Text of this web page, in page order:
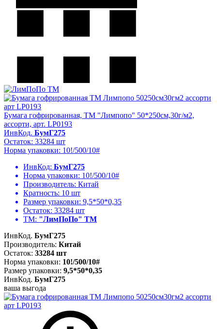
Бумага гофрированная, ТМ "Лимпопо" 50*250см,30г/м2,
ассорти, арт. LP0193
ИнвКод. БумГ275
Остаток: 33284 шт
Норма упаковки: 10!/500/10#
ИнвКод: БумГ275
Норма упаковки: 10!/500/10#
Производитель: Китай
Кратность: 10 шт
Размер упаковки: 9,5*50*0,35
Остаток: 33284 шт
ТМ: "ЛимПоПо" ТМ
ИнвКод. БумГ275
Производитель: Китай
Остаток: 33284 шт
Норма упаковки: 10!/500/10#
Размер упаковки: 9,5*50*0,35
ИнвКод. БумГ275
ваша выгода